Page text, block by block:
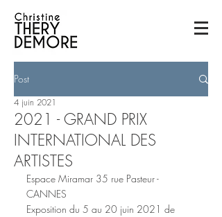
Post
2021 - GRAND PRIX
INTERNATIONAL DES
ARTISTES
4 juin 2021
Espace Miramar 35 rue Pasteur -
CANNES
Exposition du 5 au 20 juin 2021 de